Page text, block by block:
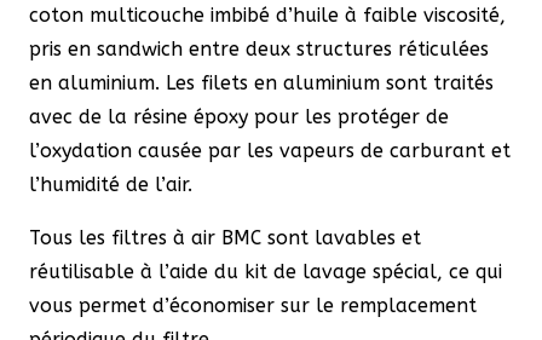
coton multicouche imbibé d’huile à faible viscosité,
pris en sandwich entre deux structures réticulées
en aluminium. Les filets en aluminium sont traités
avec de la résine époxy pour les protéger de
l’oxydation causée par les vapeurs de carburant et
l’humidité de l’air.
Tous les filtres à air BMC sont lavables et
réutilisable à l’aide du kit de lavage spécial, ce qui
vous permet d’économiser sur le remplacement